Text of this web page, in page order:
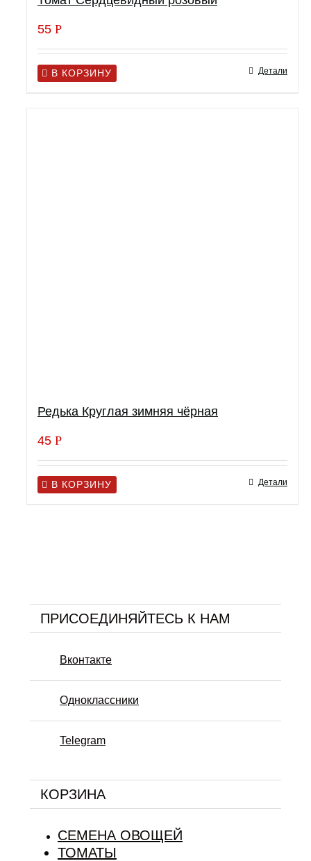
55 Р
В КОРЗИНУ Детали
Редька Круглая зимняя чёрная
45 Р
В КОРЗИНУ Детали
ПРИСОЕДИНЯЙТЕСЬ К НАМ
Вконтакте
Одноклассники
Telegram
КОРЗИНА
СЕМЕНА ОВОЩЕЙ
ТОМАТЫ